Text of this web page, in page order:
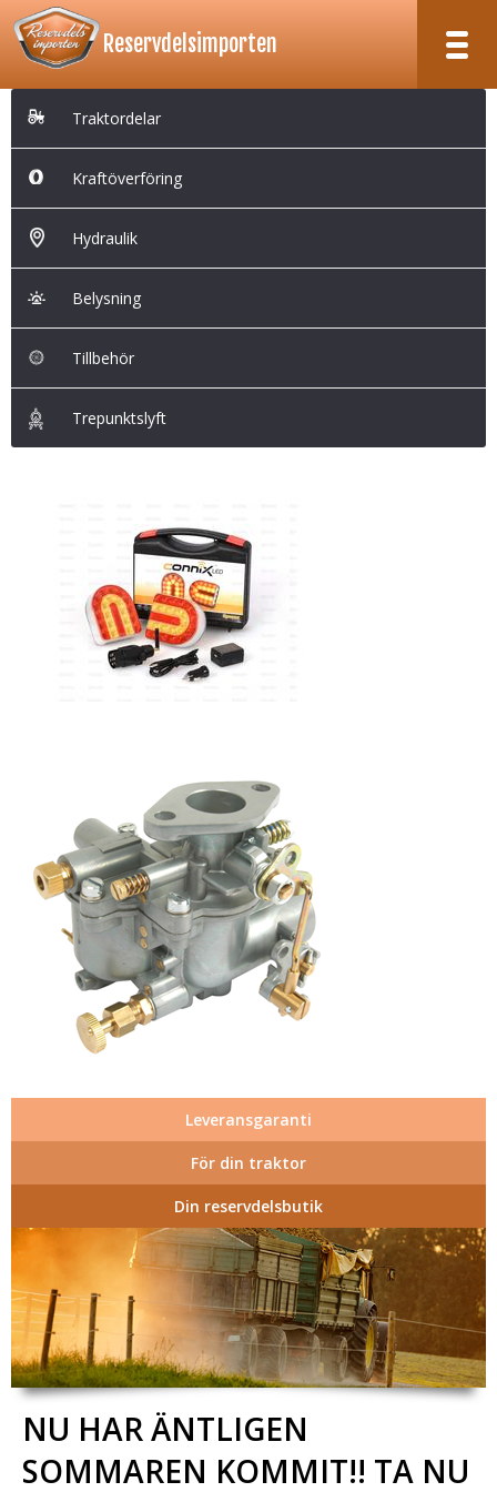
RESERVDELSIMPORTEN
TILL KASSAN
Hydraulik
Belysning
Tillbehör
Reservdelsimporten
Traktordelar
Kraftöverföring
Hydraulik
Belysning
Tillbehör
Trepunktslyft
Leveransgaranti
För din traktor
Din reservdelsbutik
NU HAR ÄNTLIGEN
SOMMAREN KOMMIT!! TA NU